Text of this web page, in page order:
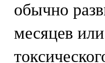
обычно
месяцев